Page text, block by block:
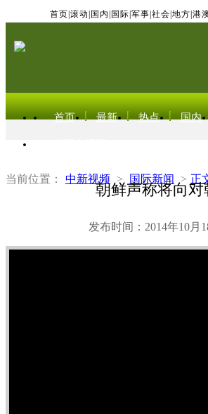
首页 滚动 国内 国际 军事 社会 地方 港
首页 最新 热点 国内
当前位置： 中新视频 > 国际新闻 > 正
朝鲜声称将向
发布时间：2014年10月